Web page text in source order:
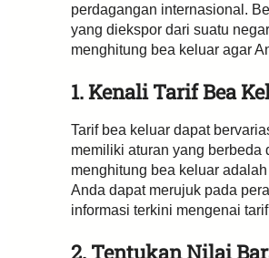
perdagangan internasional.
yang diekspor dari suatu
menghitung bea keluar agar
1. Kenali Tarif Bea
Tarif bea keluar dapat
memiliki aturan yang berbeda
menghitung bea keluar
Anda dapat merujuk pada
informasi terkini mengenai
2. Tentukan Nilai